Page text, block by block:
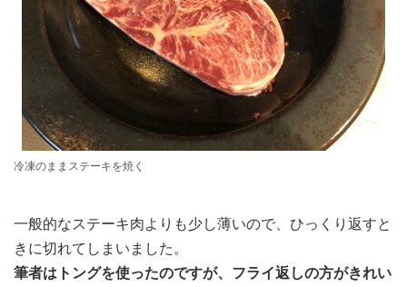
冷凍のままステーキを焼く
一般的なステーキ肉よりも少し薄いので、ひっくり返すと
きに切れてしまいました。
筆者はトングを使ったのですが、フライ返しの方がきれい